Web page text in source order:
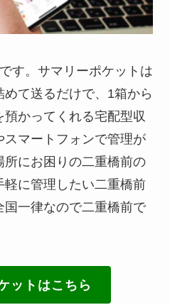
す。サマリーポケットは
て送るだけで、1箱から
預かってくれる宅配型収
マートフォンで管理が
にお困りの二重橋前の
に管理したい二重橋前
一律なので二重橋前で
ットはこちら